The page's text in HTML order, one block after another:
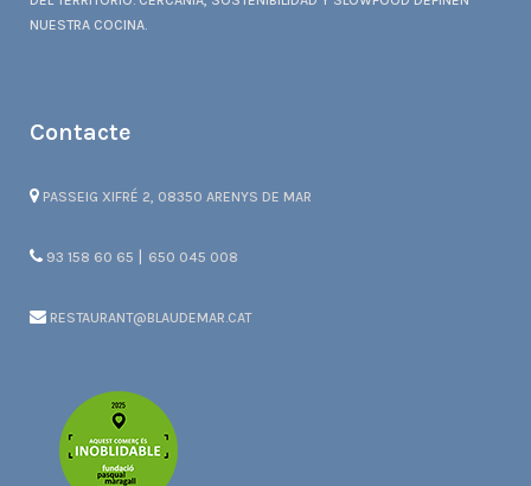
NUESTRA COCINA.
Contacte
PASSEIG XIFRÉ 2, 08350 ARENYS DE MAR
93 158 60 65 | 650 045 008
RESTAURANT@BLAUDEMAR.CAT